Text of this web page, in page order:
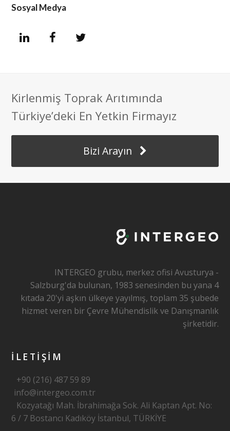
Sosyal Medya
L
k
e
d
e
b
o
t
t
e
Kirlenmiş Toprak Arıtımında
Türkiye’deki En Yetkin Firmayız
Bizi Arayın
INTERGEO grubu, merkez ofisi Avusturya -
Salzburg'da bulunan, 1983 senesinden bu yana 4
kıtada 20'yi aşkın ülkeye yayılmış, toplam 35 şubede
hizmet veren bir Çevre Mühendislik ve Danışmanlık
şirketidir.
İLETİŞİM
+90 (216) 487 59 89
info@intergeo.com.tr
Kozyatağı Mah. İbrahimağa Sok. Ali Kaptan Apt. No:
6 / 7 Bostancı Kadıköy İstanbul, TÜRKİYE